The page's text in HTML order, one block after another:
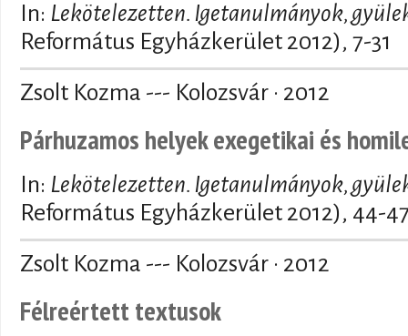
In: Lekötelezetten. Igetanulmányok,
Református Egyházkerület 2012), 7-31
Zsolt Kozma --- Kolozsvár · 2012
Párhuzamos helyek exegetikai és
In: Lekötelezetten. Igetanulmányok,
Református Egyházkerület 2012), 44-
Zsolt Kozma --- Kolozsvár · 2012
Félreértett textusok